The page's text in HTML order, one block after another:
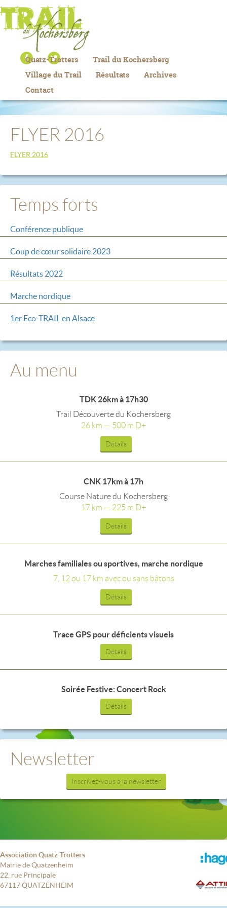
Quatz-Trotters
Trail du Kochersberg
Village du Trail
Résultats
Archives
Contact
FLYER 2016
FLYER 2016
Temps forts
Conférence publique
Coup de cœur solidaire 2023
Résultats 2022
Marche nordique
1er Eco-TRAIL en Alsace
Au menu
TDK 26km à 17h30
Trail Découverte du Kochersberg
26 km — 500 m D+
Détails
CNK 17km à 17h
Course Nature du Kochersberg
17 km — 225 m D+
Détails
Marches familiales ou sportives, marche nordique
7, 12 ou 17 km avec ou sans bâtons
Détails
Trace GPS pour déficients visuels
Détails
Soirée Festive: Concert Rock
Détails
Newsletter
Inscrivez-vous à la newsletter
Association Quatz-Trotters
Mairie de Quatzenheim
22, rue Principale
67117 QUATZENHEIM